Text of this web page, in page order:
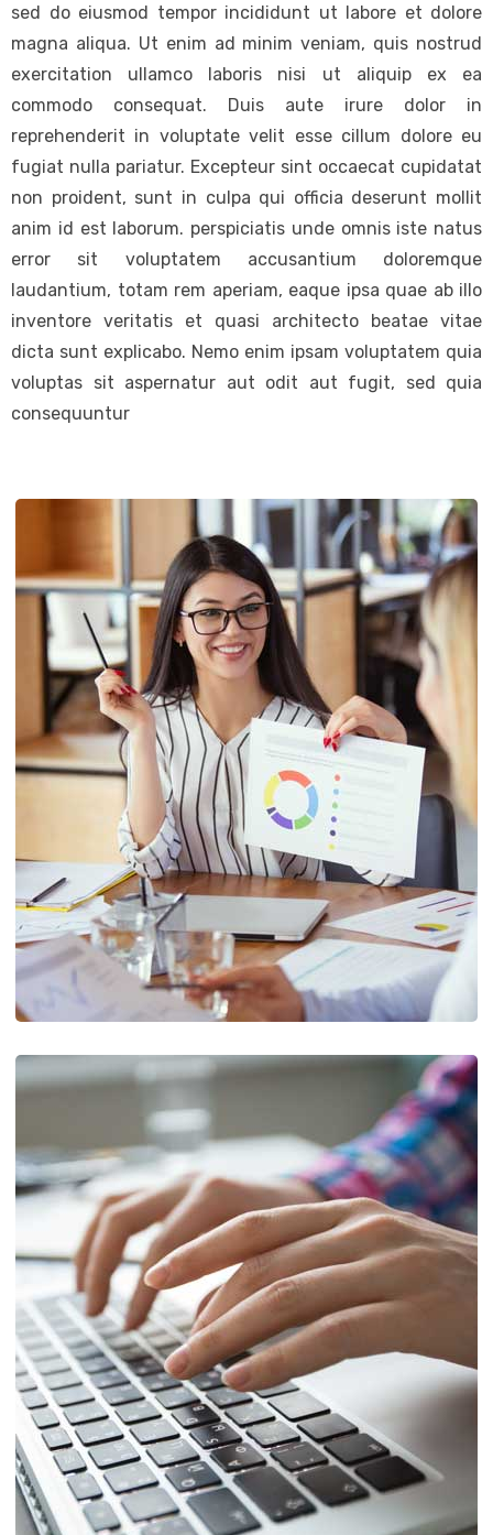
sed do eiusmod tempor incididunt ut labore et dolore
magna aliqua. Ut enim ad minim veniam, quis nostrud
exercitation ullamco laboris nisi ut aliquip ex ea
commodo consequat. Duis aute irure dolor in
reprehenderit in voluptate velit esse cillum dolore eu
fugiat nulla pariatur. Excepteur sint occaecat cupidatat
non proident, sunt in culpa qui officia deserunt mollit
anim id est laborum. perspiciatis unde omnis iste natus
error sit voluptatem accusantium doloremque
laudantium, totam rem aperiam, eaque ipsa quae ab illo
inventore veritatis et quasi architecto beatae vitae
dicta sunt explicabo. Nemo enim ipsam voluptatem quia
voluptas sit aspernatur aut odit aut fugit, sed quia
consequuntur